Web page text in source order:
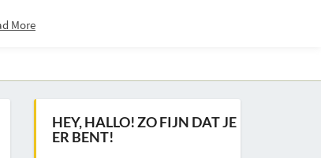
– Voor Nieuwsbrief Abonnees
HEY, HALLO! ZO FIJN DAT JE
ER BENT!
More